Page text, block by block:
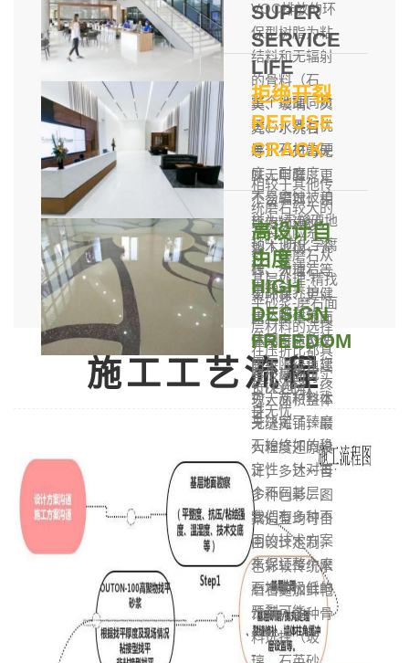
VOC排放的环
保型树脂为粘
结料和无辐射
的骨料（石
英、玻璃、贝
壳、水洗石
等）：无毒无
味无甲醛，更
不含辐射，相
比传统建材，
如木地板、瓷
砖、大理石等
更环保、更健
康。整个地面
体系可达A级
防火，绿色建
筑LEED认
证。
SUPER
SERVICE
LIFE
整个地面同质
透心，具有优
异于石材的硬
度、耐磨度，
不易磨蚀被美
誉为“无缝硬地
毯”；防化学腐
蚀、易清洁、
易翻新养护，
长达跟建筑主
体同寿命的使
用年限，让您
一次选择，终
身无忧
拒绝开裂
REFUSE
CRACK
相较于其他传
统磨石较大的
开裂风险系
数，臻磨石从
基层处理-精找
平砂浆-磨石面
层材料的选择
在压折比都具
有极高的优
势，从材料本
身决定了臻磨
石始终如的稳
定性：针对每·
个不同基层，
我们有多种不
同的技术方案
来保证整个磨
石地面极低的
开裂可能
高设计自
由度
HIGH
DESIGN
FREEDOM
整个地面可实
现大面积整体
无缝摊铺，最
大程度还原设
计；多达一百
多种色彩、图
案造型均可自
由设计定制，
色彩较传统水
磨石更加鲜艳
饱满。多种骨
料选择（玻
施工工艺流程